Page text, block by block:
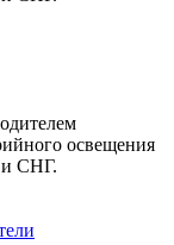
освещения
и СНГ.